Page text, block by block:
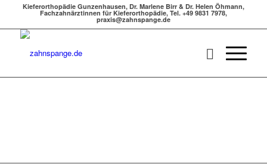
Kieferorthopädie Gunzenhausen, Dr. Marlene Birr & Dr. Helen Öhmann,
Fachzahnärztinnen für Kieferorthopädie, Tel. +49 9831 7978,
praxis@zahnspange.de